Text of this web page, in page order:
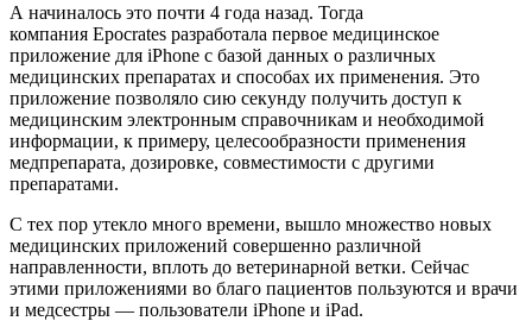
А начиналось это почти 4 года назад. Тогда
компания Epocrates разработала первое медицинское
приложение для iPhone с базой данных о различных
медицинских препаратах и способах их применения. Это
приложение позволяло сию секунду получить доступ к
медицинским электронным справочникам и необходимой
информации, к примеру, целесообразности применения
медпрепарата, дозировке, совместимости с другими
препаратами.
С тех пор утекло много времени, вышло множество новых
медицинских приложений совершенно различной
направленности, вплоть до ветеринарной ветки. Сейчас
этими приложениями во благо пациентов пользуются и врачи
и медсестры — пользователи iPhone и iPad.